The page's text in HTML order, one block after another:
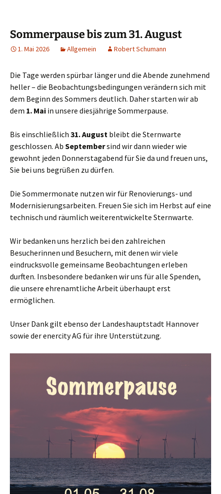
Sommerpause bis zum 31. August
1. Mai 2026 Allgemein Robert Schumann
Die Tage werden spürbar länger und die Abende zunehmend
heller – die Beobachtungsbedingungen verändern sich mit
dem Beginn des Sommers deutlich. Daher starten wir ab
dem 1. Mai in unsere diesjährige Sommerpause.
Bis einschließlich 31. August bleibt die Sternwarte
geschlossen. Ab Septembersind wir dann wieder wie
gewohnt jeden Donnerstagabend für Sie da und freuen uns,
Sie bei uns begrüßen zu dürfen.
Die Sommermonate nutzen wir für Renovierungs- und
Modernisierungsarbeiten. Freuen Sie sich im Herbst auf eine
technisch und räumlich weiterentwickelte Sternwarte.
Wir bedanken uns herzlich bei den zahlreichen
Besucherinnen und Besuchern, mit denen wir viele
eindrucksvolle gemeinsame Beobachtungen erleben
durften. Insbesondere bedanken wir uns für alle Spenden,
die unsere ehrenamtliche Arbeit überhaupt erst
ermöglichen.
Unser Dank gilt ebenso der Landeshauptstadt Hannover
sowie der enercity AG für ihre Unterstützung.